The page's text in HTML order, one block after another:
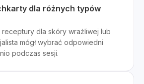
dla różnych typów
dla skóry wrażliwej lub
mógł wybrać odpowiedni
podczas sesji.